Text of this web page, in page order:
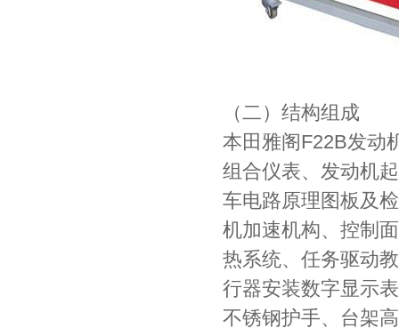
（二）结构组成
本田雅阁F22B发动
组合仪表、发动机
车电路原理图板及
机加速机构、控制
热系统、任务驱动
行器安装数字显示
不锈钢护手、台架